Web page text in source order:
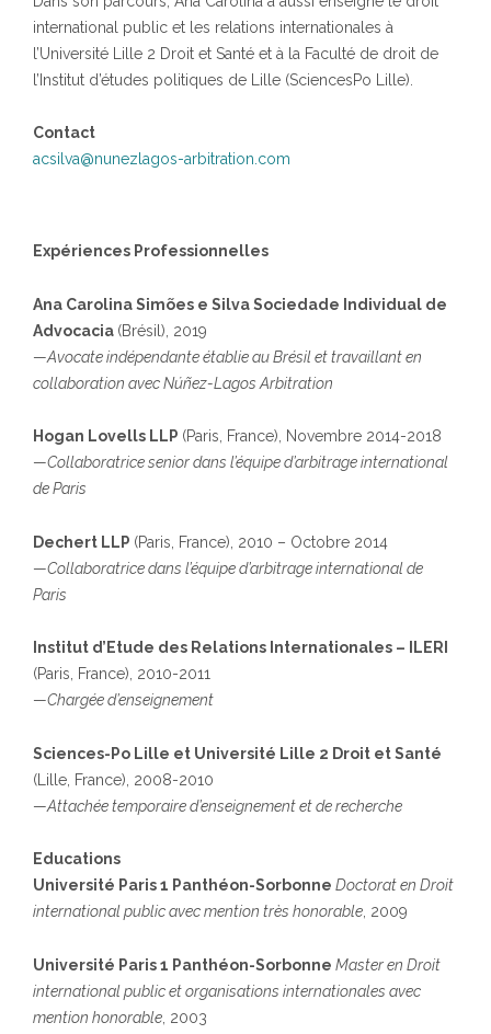
international public et les relations internationales à
l’Université Lille 2 Droit et Santé et à la Faculté de droit de
l’Institut d’études politiques de Lille (SciencesPo Lille).
Contact
acsilva@nunezlagos-arbitration.com
Expériences Professionnelles
Ana Carolina Simões e Silva Sociedade Individual de
Advocacia (Brésil), 2019
—Avocate indépendante établie au Brésil et travaillant en
collaboration avec Núñez-Lagos Arbitration
Hogan Lovells LLP (Paris, France), Novembre 2014-2018
—Collaboratrice senior dans l’équipe d’arbitrage international
de Paris
Dechert LLP (Paris, France), 2010 – Octobre 2014
—Collaboratrice dans l’équipe d’arbitrage international de
Paris
Institut d’Etude des Relations Internationales – ILERI
(Paris, France), 2010-2011
—Chargée d’enseignement
Sciences-Po Lille et Université Lille 2 Droit et Santé
(Lille, France), 2008-2010
—Attachée temporaire d’enseignement et de recherche
Educations
Université Paris 1 Panthéon-Sorbonne Doctorat en Droit
international public avec mention très honorable , 2009
Université Paris 1 Panthéon-Sorbonne Masteren Droit
international public et organisations internationales avec
mention honorable , 2003